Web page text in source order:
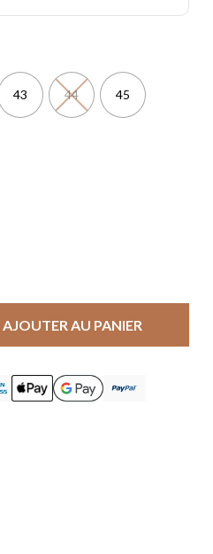
43 44 45
AJOUTER AU PANIER